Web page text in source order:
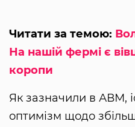
Читати за темою:
На нашій фермі є
коропи
Як зазначили в АВМ,
оптимізм щодо